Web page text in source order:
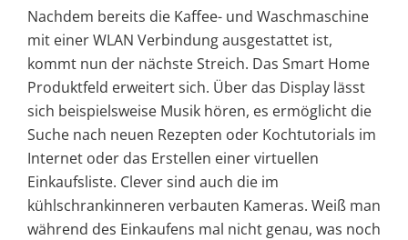
Nachdem bereits die Kaffee- und Waschmaschine
mit einer WLAN Verbindung ausgestattet ist,
kommt nun der nächste Streich. Das Smart Home
Produktfeld erweitert sich. Über das Display lässt
sich beispielsweise Musik hören, es ermöglicht die
Suche nach neuen Rezepten oder Kochtutorials im
Internet oder das Erstellen einer virtuellen
Einkaufsliste. Clever sind auch die im
kühlschrankinneren verbauten Kameras. Weiß man
während des Einkaufens mal nicht genau, was noch